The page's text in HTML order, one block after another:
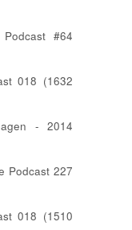
#64
018 (1632
- 2014
Podcast 227
018 (1510